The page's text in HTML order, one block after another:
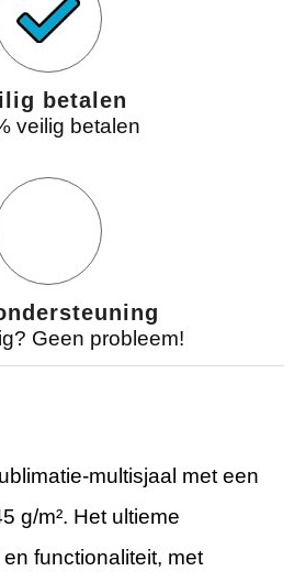
betalen
veilig betalen
Geen probleem!
multisjaal met een
g/m². Het ultieme
functionaliteit, met